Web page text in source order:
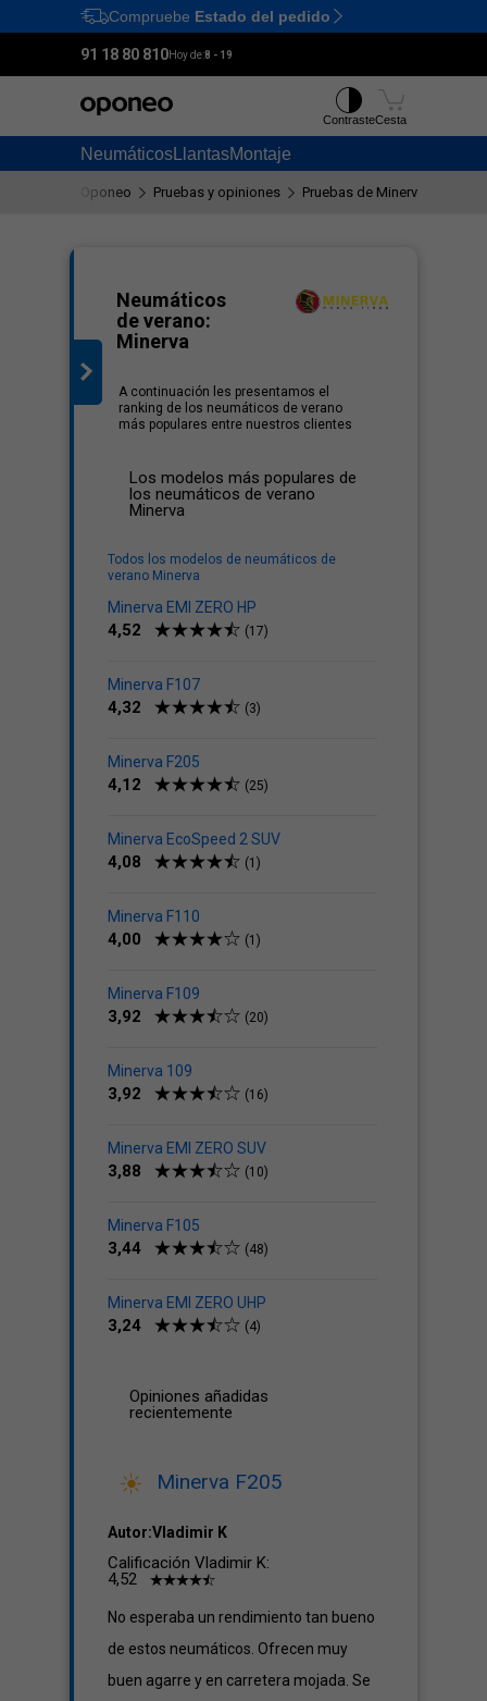
Ctrl M
Compruebe Estado del pedido
91 18 80 810Hoy de:8 - 19
Neumáticos LlantasMontaje
ContrasteCesta
Oponeo Pruebas y opiniones Pruebas de Minerva
Neumáticos
de verano:
Minerva
A continuación les presentamos el
ranking de los neumáticos de verano
más populares entre nuestros clientes
Los modelos más populares de
los neumáticos de verano
Minerva
Todos los modelos de neumáticos de
verano Minerva
Minerva EMI ZERO HP
4,52 (17)
Minerva F107
4,32 (3)
Minerva F205
4,12 (25)
Minerva EcoSpeed 2 SUV
4,08 (1)
Minerva F110
4,00 (1)
Minerva F109
3,92 (20)
Minerva 109
3,92 (16)
Minerva EMI ZERO SUV
3,88 (10)
Minerva F105
3,44 (48)
Minerva EMI ZERO UHP
3,24 (4)
Opiniones añadidas
recientemente
Minerva F205
Autor:Vladimir K
Calificación Vladimir K:
4,52
No esperaba un rendimiento tan bueno
de estos neumáticos. Ofrecen muy
buen agarre y en carretera mojada. Se